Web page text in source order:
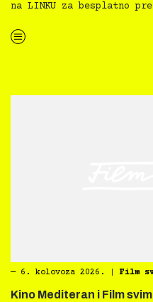
na LINKU za besplatno
“Kultura svima — Smjernice za inkluzivne kulturne prakse”
― 6. kolovoza 2026. Film
Kino Mediteran i Film